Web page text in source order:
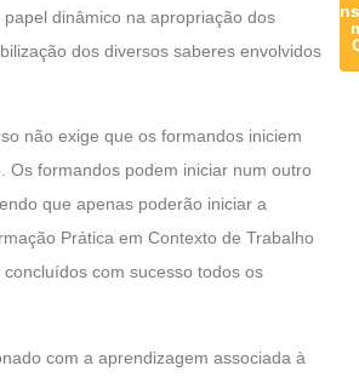
dinâmico na apropriação dos
dos diversos saberes envolvidos
não exige que os formandos iniciem
Os formandos podem iniciar num outro
que apenas poderão iniciar a
Prática em Contexto de Trabalho
com sucesso todos os
com a aprendizagem associada à